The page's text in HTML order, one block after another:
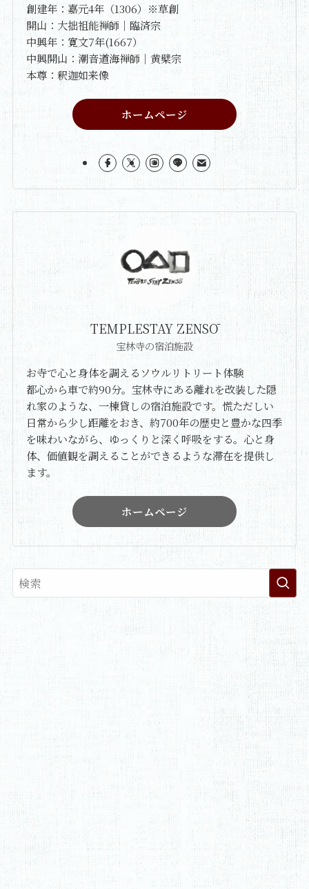
創建年：嘉元4年（1306）※草創
開山：大拙祖能禅師｜臨済宗
中興年：寛文7年(1667）
中興開山：潮音道海禅師｜黄檗宗
本尊：釈迦如来像
ホームページ
TEMPLESTAY ZENSŌ
宝林寺の宿泊施設
お寺で心と身体を調えるソウルリトリート体験
都心から車で約90分。宝林寺にある離れを改装した隠
れ家のような、一棟貸しの宿泊施設です。慌ただしい
日常から少し距離をおき、約700年の歴史と豊かな四季
を味わいながら、ゆっくりと深く呼吸をする。心と身
体、価値観を調えることができるような滞在を提供し
ます。
ホームページ